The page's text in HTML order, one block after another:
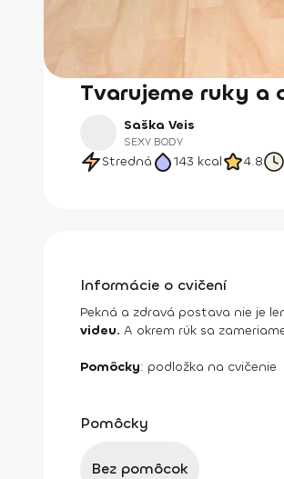
Tvarujeme ruky a
Saška Veis
SEXY BODY
Stredná 143 kcal 4.8
Informácie o cvičení
Pekná a zdravá postava nie je
videu. A okrem rúk sa
Pomôcky: podložka na cvičenie
Pomôcky
Bez pomôcok